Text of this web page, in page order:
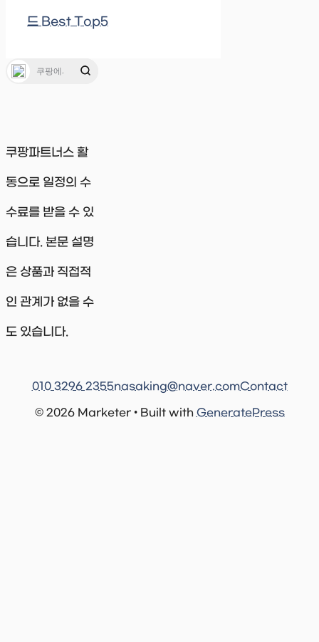
드 Best Top5
쿠팡파트너스 활
동으로 일정의 수
수료를 받을 수 있
습니다. 본문 설명
은 상품과 직접적
인 관계가 없을 수
도 있습니다.
© 2026 Marketer • Built with GeneratePress
010 3296 2355nasaking@naver.comContact